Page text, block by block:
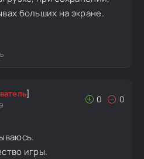
больших на экране.
] 0 0
игры.